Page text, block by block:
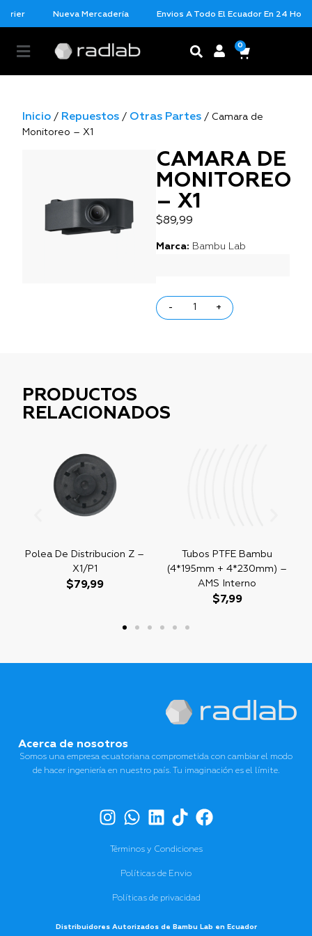
Nueva Mercadería Envios A Todo El Ecuador En 24
0
Inicio / Repuestos / Otras Partes / Camara de
Monitoreo – X1
CAMARA DE
MONITOREO
– X1
$89,99
Marca: Bambu Lab
- +
PRODUCTOS
RELACIONADOS
Polea De Distribucion Z –
X1/P1
$79,99
Tubos PTFE Bambu
(4*195mm + 4*230mm) –
AMS Interno
$7,99
Acerca de nosotros
Somos una empresa ecuatoriana comprometida con cambiar el modo
de hacer ingeniería en nuestro país. Tu imaginación es el límite.
Términos y Condiciones
Políticas de Envio
Políticas de privacidad
Distribuidores Autorizados de Bambu Lab en Ecuador